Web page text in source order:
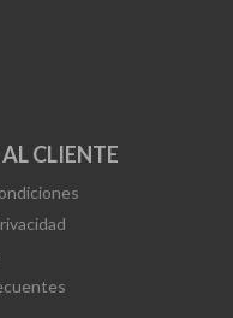
CLIENTE